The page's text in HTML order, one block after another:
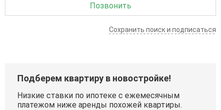
Позвонить
Сохранить поиск и подписаться
Подберем квартиру в новостройке!
Низкие ставки по ипотеке с ежемесячным
платежом ниже аренды похожей квартиры.